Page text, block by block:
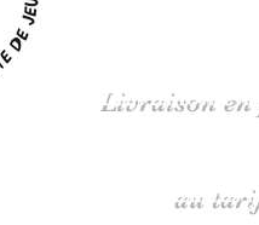
Livraison
au